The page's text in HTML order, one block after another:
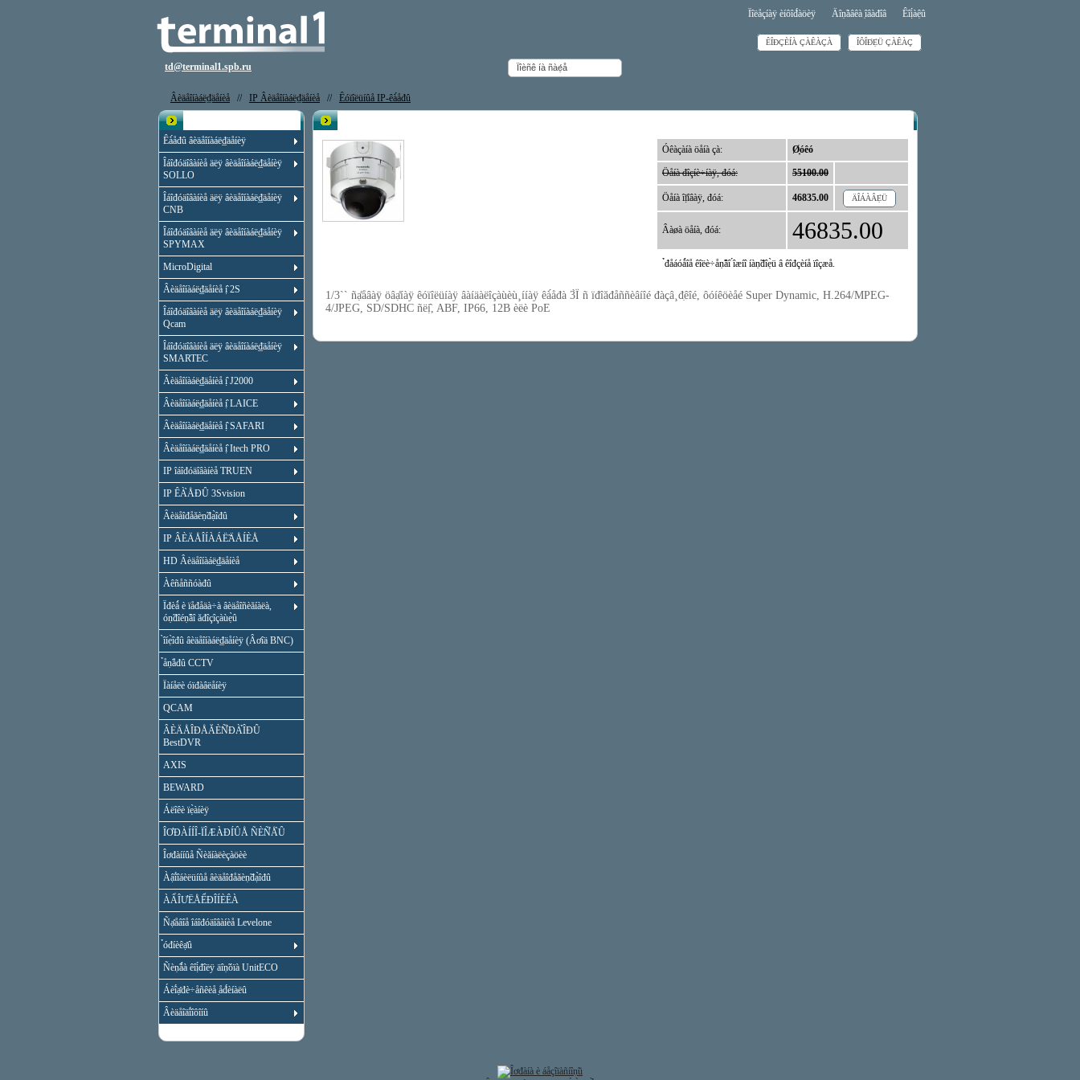
td@terminal1.spb.ru
Ïîëåçíàÿ èíôîđ́àöèÿ Äîṇ̃àâêà ̣îâàđîâ Êîị́àệû
ÊÎĐÇÈÍÀ ÇÀÊÀÇÀ ÎÔÎĐ́Ẹ̀Ü ÇÀÊÀÇ
Âèäåîíàáë₫äåíèå // IP Âèäåîíàáë₫äåíèå // Êóïîëüíûå IP-êà́åđû
Êà́åđû âèäåîíàáë₫äåíèÿ
Îáîđóäîâàíèå äëÿ âèäåîíàáë₫äåíèÿ
SOLLO
Îáîđóäîâàíèå äëÿ âèäåîíàáë₫äåíèÿ
CNB
Îáîđóäîâàíèå äëÿ âèäåîíàáë₫äåíèÿ
SPYMAX
MicroDigital
Âèäåîíàáë₫äåíèå ị̂ 2S
Îáîđóäîâàíèå äëÿ âèäåîíàáë₫äåíèÿ
Qcam
Îáîđóäîâàíèå äëÿ âèäåîíàáë₫äåíèÿ
SMARTEC
Âèäåîíàáë₫äåíèå ị̂ J2000
Âèäåîíàáë₫äåíèå ị̂ LAICE
Âèäåîíàáë₫äåíèå ị̂ SAFARI
Âèäåîíàáë₫äåíèå ị̂ Itech PRO
IP îáîđóäîâàíèå TRUEN
IP ÊÀ̀ÅĐÛ 3Svision
Âèäåîđåăèṇ̃đạ̀îđû
IP ÂÈÄÅÎÍÀÁË̃ÄÅÍÈÅ
HD Âèäåîíàáë₫äåíèå
Àêñåññóàđû
Ïđèǻ è ïåđåäà÷à âèäåîñèăíàëà,
óṇ̃đîéṇ̃âî ăđîçîçàùẹ̀û
̀îíẹ̀îđû âèäåîíàáë₫äåíèÿ (Âơîä BNC)
̉åṇ̃åđû CCTV
Ïàíåëè óïđàâëåíèÿ
QCAM
ÂÈÄÅÎĐÅĂÈÑ̉ĐÀ̉ÎĐÛ
BestDVR
AXIS
BEWARD
Áëîêè ïẹ̀àíèÿ
ÎƠĐÀÍÍÎ-ÏÎÆÀĐÍÛÅ ÑÈÑ̉Å̀Û
Îơđàííûå Ñèăíàëèçàöèè
Àậî́îáèëüíûå âèäåîđåăèṇ̃đạ̀îđû
ÀẨÎƯËÅỂĐÎÍÈÊÀ
Ñạ̊åâîå îáîđóäîâàíèå Levelone
̉óđíèêạ̊û
Ñèṇ̃ǻà êîị́đîëÿ äîṇ̃óïà UnitECO
Áèî́ạ̊đè÷åñêèå ̣åđ́èíàëû
Âèäåîäî́îôîíû
Óêàçàíà öåíà çà: Ø̣óêó
Öåíà đîçíè÷íàÿ, đóá: 55100.00
Öåíà îị̈îâàÿ, đóá: 46835.00 ÄÎÁÀÂẸ̀Ü
Âàøà öåíà, đóá: 46835.00
̉đåáóǻîå êîëè÷åṇ̃âî ́îæíî íàṇ̃đîẹ̀ü â êîđçèíå ïîçæå.
1/3`` ñạ̊åâàÿ öâạ̊íàÿ êóïîëüíàÿ âàíäàëîçàùèù¸ííàÿ êà́åđà 3̀Ï ñ ïđîăđåññèâíîé đàçâ¸đ̣êîé, ôóíêöèåé Super Dynamic, H.264/MPEG-
4/JPEG, SD/SDHC ñëị̂, ABF, IP66, 12B èëè PoE